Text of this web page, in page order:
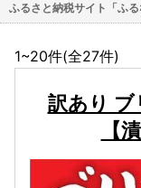
ふるさと納税サイト「ふる
1~20件(全27件)
訳あり ブ
【